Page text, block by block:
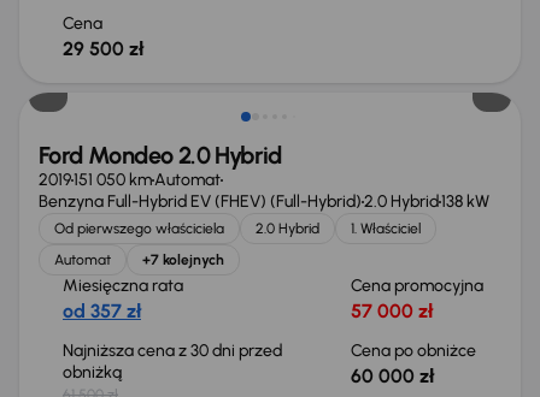
Cena
29 500 zł
Taniej o 1 500 zł
Ford Mondeo 2.0 Hybrid
2019151 050 kmAutomat
Benzyna Full-Hybrid EV (FHEV) (Full-Hybrid)2.0 Hybrid138 kW
Od pierwszego właściciela 2.0 Hybrid
1. Właściciel
Automat
+7 kolejnych
Miesięczna rata
od 357 zł
Cena promocyjna
57 000 zł
Najniższa cena z 30 dni przed
obniżką
Cena po obniżce
60 000 zł